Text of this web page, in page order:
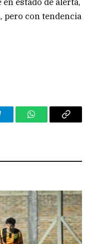
pero con tendencia
WhatsAppCopy